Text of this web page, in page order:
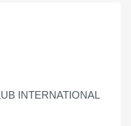
INTERNATIONAL